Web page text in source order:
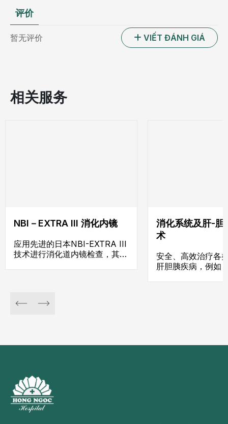
评价
暂无评价 VIẾT ĐÁNH GIÁ
相关服务
NBI－EXTRA III 消化内镜
应用先进的日本NBI-EXTRA III
技术进行消化道内镜检查，其图
入治疗。
消化系统及肝-胆
术
安全、高效治疗各
肝胆胰疾病，例如